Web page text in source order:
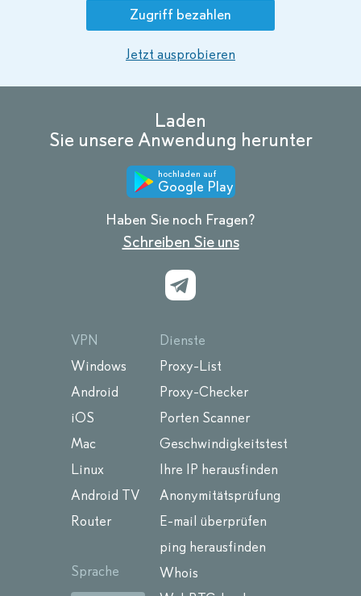
Zugriff bezahlen
Jetzt ausprobieren
Laden
Sie unsere Anwendung herunter
hochladen auf
Google Play
Haben Sie noch Fragen?
Schreiben Sie uns
VPN
Windows
Android
iOS
Mac
Linux
Android TV
Router
Sprache
Dienste
Proxy-List
Proxy-Checker
Porten Scanner
Geschwindigkeitstest
Ihre IP herausfinden
Anonymitätsprüfung
E-mail überprüfen
ping herausfinden
Whois